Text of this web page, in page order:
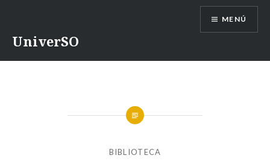
UniverSO
MENÚ
BIBLIOTECA